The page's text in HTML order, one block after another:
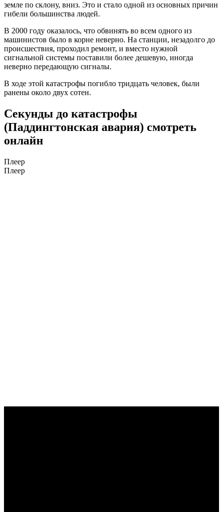
земле по склону, вниз. Это и стало одной из основных причин
гибели большинства людей.
В 2000 году оказалось, что обвинять во всем одного из
машинистов было в корне неверно. На станции, незадолго до
происшествия, проходил ремонт, и вместо нужной
сигнальной системы поставили более дешевую, иногда
неверно передающую сигналы.
В ходе этой катастрофы погибло тридцать человек, были
ранены около двух сотен.
Секунды до катастрофы
(Паддингтонская авария) смотреть
онлайн
Плеер
Плеер